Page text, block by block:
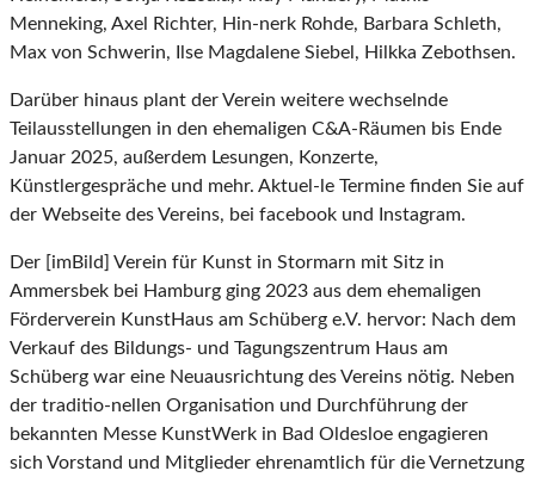
Menneking, Axel Richter, Hin-nerk Rohde, Barbara Schleth,
Max von Schwerin, Ilse Magdalene Siebel, Hilkka Zebothsen.
Darüber hinaus plant der Verein weitere wechselnde
Teilausstellungen in den ehemaligen C&A-Räumen bis Ende
Januar 2025, außerdem Lesungen, Konzerte,
Künstlergespräche und mehr. Aktuel-le Termine finden Sie auf
der Webseite des Vereins, bei facebook und Instagram.
Der [imBild] Verein für Kunst in Stormarn mit Sitz in
Ammersbek bei Hamburg ging 2023 aus dem ehemaligen
Förderverein KunstHaus am Schüberg e.V. hervor: Nach dem
Verkauf des Bildungs- und Tagungszentrum Haus am
Schüberg war eine Neuausrichtung des Vereins nötig. Neben
der traditio-nellen Organisation und Durchführung der
bekannten Messe KunstWerk in Bad Oldesloe engagieren
sich Vorstand und Mitglieder ehrenamtlich für die Vernetzung